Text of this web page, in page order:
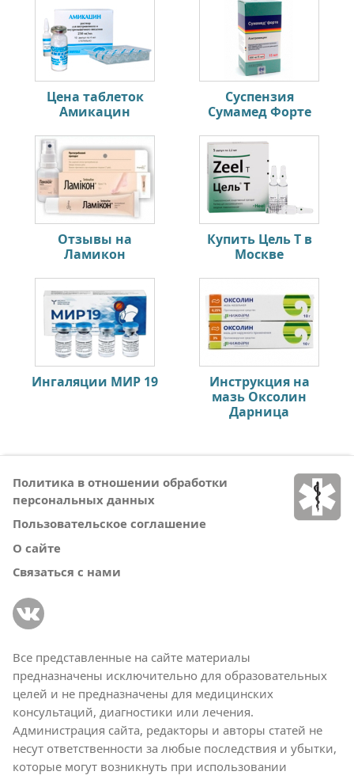
Цена таблеток
Амикацин
Суспензия
Сумамед Форте
Отзывы на
Ламикон
Купить Цель Т в
Москве
Ингаляции МИР 19
Инструкция на
мазь Оксолин
Дарница
Политика в отношении обработки
персональных данных
Пользовательское соглашение
О сайте
Связаться с нами
Все представленные на сайте материалы
предназначены исключительно для образовательных
целей и не предназначены для медицинских
консультаций, диагностики или лечения.
Администрация сайта, редакторы и авторы статей не
несут ответственности за любые последствия и убытки,
которые могут возникнуть при использовании